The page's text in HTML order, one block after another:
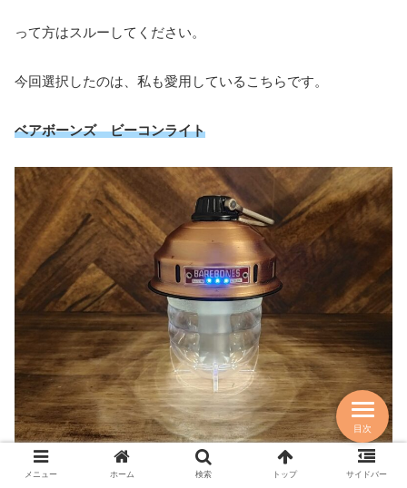
って方はスルーしてください。
今回選択したのは、私も愛用しているこちらです。
ベアボーンズ ビーコンライト
メニュー ホーム 検索 トップ サイドバー
目次